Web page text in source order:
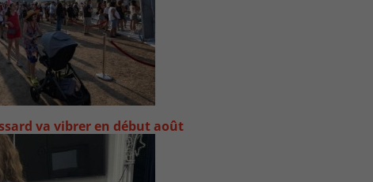
va vibrer en début août